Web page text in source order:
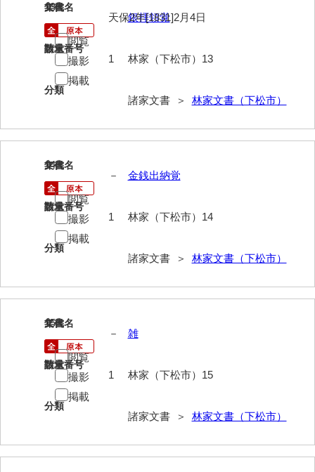
片山家文書（下関市豊浦）
片山家文書（美和町）
月輪寺文書
勝間田家文書
桂家文書（防府市）
桂家文書（宇部市2）
桂家文書（下関市長府）
桂家文書（大阪市）
金津家文書
金子家文書
兼重家文書
兼田家文書
上矢田井手文書
13
文書名
銀拝領覚
請求番号
林家（下松市）13
分類
諸家文書 ＞ 林家文書（下松市）
年代
天保2年[1831]2月4日
数量
1
閲覧
撮影
掲載
14
文書名
金銭出納覚
請求番号
林家（下松市）14
分類
諸家文書 ＞ 林家文書（下松市）
年代
－
数量
1
閲覧
撮影
掲載
15
文書名
雑
請求番号
林家（下松市）15
分類
諸家文書 ＞ 林家文書（下松市）
年代
－
数量
1
閲覧
撮影
掲載